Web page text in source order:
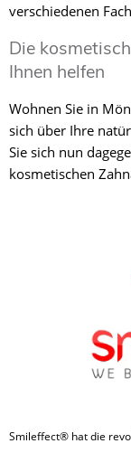
verschiedenen
Die
Ihnen helfen
Wohnen Sie in
sich über Ihre
Sie sich nun
kosmetischen
Smileffect® hat die